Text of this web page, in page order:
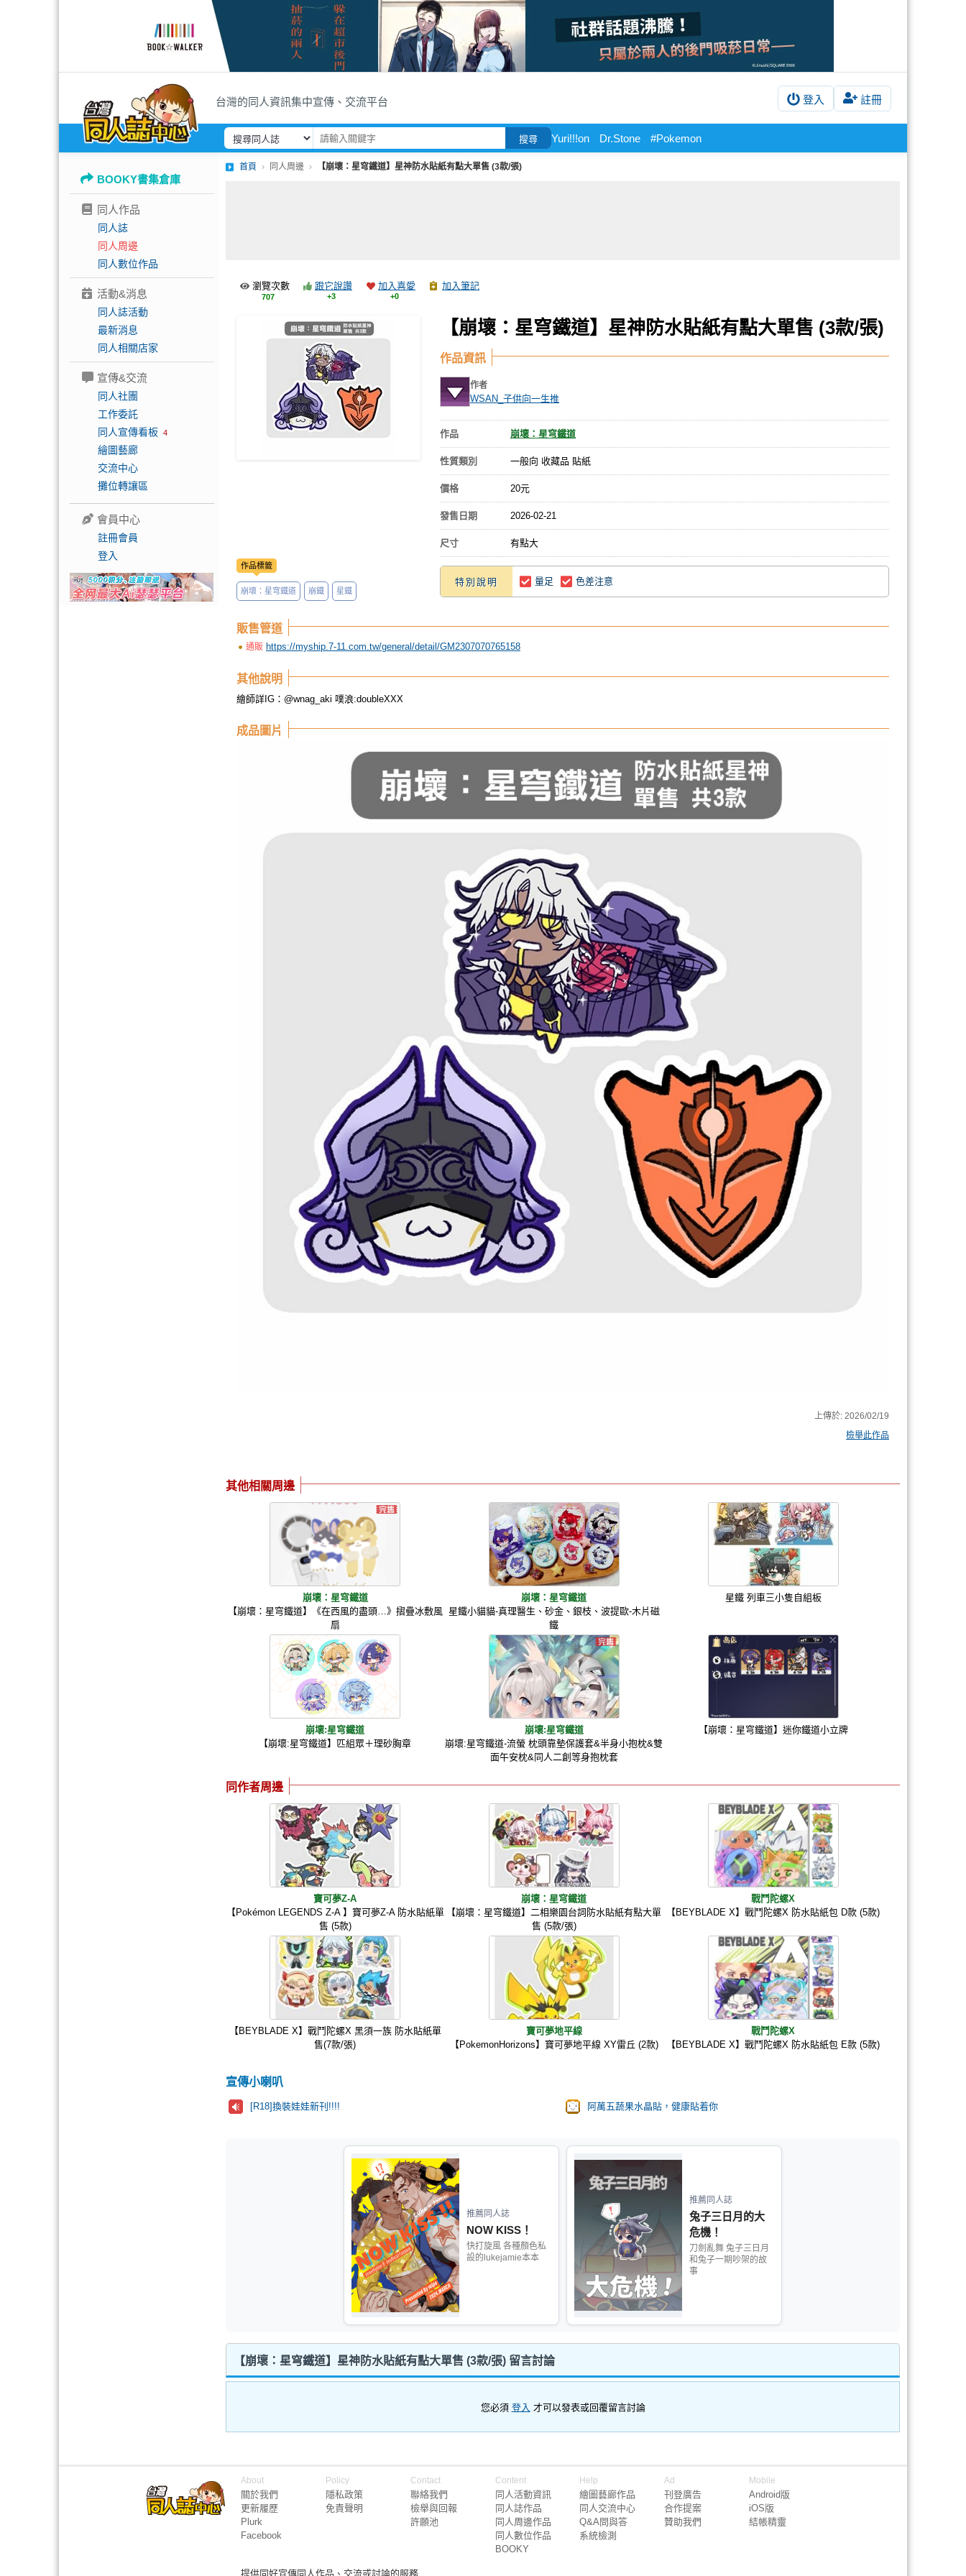
台灣的同人資訊集中宣傳、交流平台 登入 註冊
搜尋 Yuri!!!on Dr.Stone #Pokemon
BOOKY書集倉庫
同人作品
同人誌
同人周邊
同人數位作品
活動&消息
同人誌活動
最新消息
同人相關店家
宣傳&交流
同人社團
工作委託
同人宣傳看板 4
繪圖藝廊
交流中心
攤位轉讓區
會員中心
註冊會員
登入
首頁 同人周邊 【崩壞：星穹鐵道】星神防水貼紙有點大單售 (3款/張)
瀏覽次數
707
跟它說讚
+3
加入喜愛
+0
加入筆記
【崩壞：星穹鐵道】星神防水貼紙有點大單售 (3款/張)
作品標籤
崩壞：星穹鐵道 崩鐵 星鐵
作品資訊
作者
WSAN_子供向一生推
作品 崩壞：星穹鐵道
性質類別 一般向 收藏品 貼紙
價格 20元
發售日期 2026-02-21
尺寸 有點大
特別說明 量足 色差注意
販售管道
通販 https://myship.7-11.com.tw/general/detail/GM2307070765158
其他說明
繪師詳IG：@wnag_aki 噗浪:doubleXXX
成品圖片
上傳於: 2026/02/19
檢舉此作品
其他相關周邊
崩壞：星穹鐵道
【崩壞：星穹鐵道】《在西風的盡頭…》摺疊冰敷風
扇
崩壞：星穹鐵道
星鐵小貓貓-真理醫生、砂金、銀枝、波提歐-木片磁
鐵
星鐵 列車三小隻自組板
崩壞:星穹鐵道
【崩壞:星穹鐵道】匹組眾＋理砂胸章
崩壞:星穹鐵道
崩壞:星穹鐵道-流螢 枕頭靠墊保護套&半身小抱枕&雙
面午安枕&同人二創等身抱枕套
【崩壞：星穹鐵道】迷你鐵道小立牌
同作者周邊
寶可夢Z-A
【Pokémon LEGENDS Z-A 】寶可夢Z-A 防水貼紙單
售 (5款)
崩壞：星穹鐵道
【崩壞：星穹鐵道】二相樂園台詞防水貼紙有點大單
售 (5款/張)
戰鬥陀螺X
【BEYBLADE X】戰鬥陀螺X 防水貼紙包 D款 (5款)
【BEYBLADE X】戰鬥陀螺X 黑須一族 防水貼紙單
售(7款/張)
寶可夢地平線
【PokemonHorizons】寶可夢地平線 XY雷丘 (2款)
戰鬥陀螺X
【BEYBLADE X】戰鬥陀螺X 防水貼紙包 E款 (5款)
宣傳小喇叭
[R18]換裝娃娃新刊!!!! 阿萬五蔬果水晶貼，健康貼着你
推薦同人誌
NOW KISS！
快打旋風 各種顏色私
設的lukejamie本本
推薦同人誌
兔子三日月的大
危機！
刀劍亂舞 兔子三日月
和兔子一期吵架的故
事
【崩壞：星穹鐵道】星神防水貼紙有點大單售 (3款/張) 留言討論
您必須 登入 才可以發表或回覆留言討論
About
關於我們
更新履歷
Plurk
Facebook
Policy
隱私政策
免責聲明
Contact
聯絡我們
檢舉與回報
許願池
Content
同人活動資訊
同人誌作品
同人周邊作品
同人數位作品
BOOKY
Help
繪圖藝廊作品
同人交流中心
Q&A問與答
系統檢測
Ad
刊登廣告
合作提案
贊助我們
Mobile
Android版
iOS版
結帳精靈
提供同好宣傳同人作品、交流或討論的服務